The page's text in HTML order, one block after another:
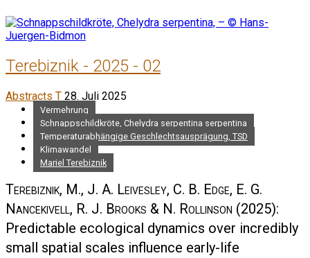
Terebiznik - 2025 - 02
Abstracts T 28. Juli 2025
Vermehrung
Schnappschildkröte, Chelydra serpentina serpentina
Temperaturabhängige Geschlechtsausprägung, TSD
Klimawandel
Mariel Terebiznik
Terebiznik, M., J. A. Leivesley, C. B. Edge, E. G.
Nancekivell, R. J. Brooks & N. Rollinson (2025):
Predictable ecological dynamics over incredibly
small spatial scales influence early-life